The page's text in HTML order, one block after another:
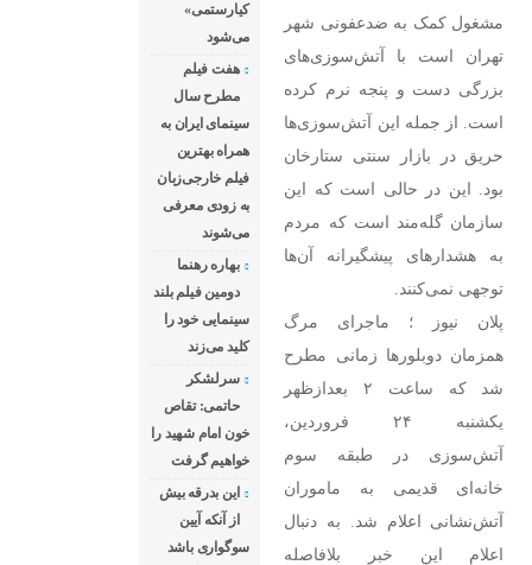
مشغول کمک به ضدعفونی شهر
تهران است با آتش‌سوزی‌های
بزرگی دست و پنجه نرم کرده
است. از جمله این آتش‌سوزی‌ها
حریق در بازار سنتی ستارخان
بود. این در حالی است که این
سازمان گله‌مند است که مردم
به هشدار‌های پیشگیرانه آن‌ها
توجهی نمی‌کنند.
پلان نیوز ؛ ماجرای مرگ
همزمان دوبلور‌ها زمانی مطرح
شد که ساعت ۲ بعدازظهر
یکشنبه ۲۴ فروردین،
آتش‌سوزی در طبقه سوم
خانه‌ای قدیمی به ماموران
آتش‌نشانی اعلام شد. به دنبال
اعلام این خبر بلافاصله
کیارستمی»
می‌شود
هفت فیلم
مطرح سال
سینمای ایران به
همراه بهترین
فیلم خارجی‌زبان
به زودی معرفی
می‌شوند
بهاره رهنما
دومین فیلم بلند
سینمایی خود را
کلید می‌زند
سرلشکر
حاتمی: تقاص
خون امام شهید را
خواهیم گرفت
این بدرقه بیش
از آنکه آیین
سوگواری باشد